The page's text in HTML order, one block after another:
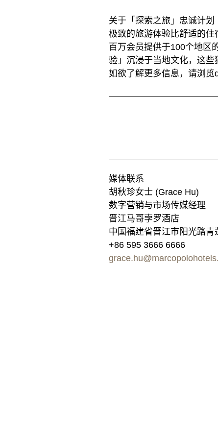
关于「探索之旅」忠诚计划
极致的旅游体验比舒适的
百万会员提供于100个地区
验」沉浸于当地文化，这些
如欲了解更多信息，请浏览
媒体联系
胡秋珍女士 (Grace Hu)
数字营销与市场传媒经理
晋江马哥孛罗酒店
中国福建省晋江市阳光路青
+86 595 3666 6666